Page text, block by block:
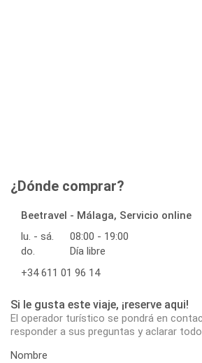
¿Dónde comprar?
Beetravel - Málaga, Servicio online
lu. - sá.
08:00 - 19:00
do.
Día libre
+34 611 01 96 14
Si le gusta este viaje, ¡reserve aqui!
El operador turístico se pondrá en
responder a sus preguntas y aclarar
Nombre